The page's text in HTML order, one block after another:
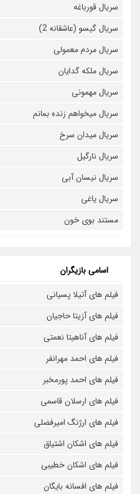
سریال قورباغه
سریال گیسو (عاشقانه 2)
سریال مردم معمولی
سریال ملکه گدایان
سریال مهمونی
سریال میخواهم زنده بمانم
سریال میدان سرخ
سریال نارگیل
سریال نیسان آبی
سریال یاغی
مستند بوی خون
اسامی بازیگران
فیلم های آتیلا پسیانی
فیلم های آزیتا حاجیان
فیلم های آناهیتا نعمتی
فیلم های احمد مهرانفر
فیلم های احمد پورمخبر
فیلم های ارسلان قاسمی
فیلم های ارژنگ امیرفضلی
فیلم های اشکان اشتیاق
فیلم های اشکان خطیبی
فیلم های افسانه بایگان